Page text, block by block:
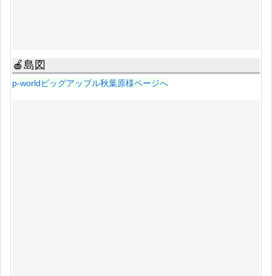
🍎島図
p-worldビッグアップル秋葉原様ページへ